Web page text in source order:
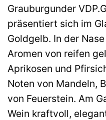
Grauburgunder
präsentiert sich im
Goldgelb. In der
Aromen von reifen
Aprikosen und
Noten von Mandeln,
von Feuerstein. Am
Wein kraftvoll,